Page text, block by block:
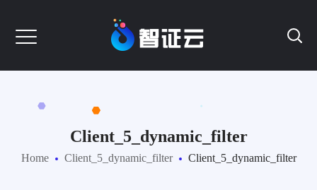
Client_5_dynamic_filter
Home Client_5_dynamic_filter Client_5_dynamic_filter